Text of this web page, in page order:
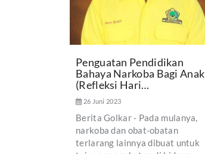
Penguatan Pendidikan
Bahaya Narkoba Bagi Anak
(Refleksi Hari…
26 Juni 2023
Berita Golkar - Pada mulanya,
narkoba dan obat-obatan
terlarang lainnya dibuat untuk